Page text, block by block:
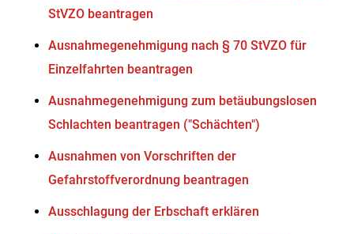
StVZO beantragen
Ausnahmegenehmigung nach § 70 StVZO für
Einzelfahrten beantragen
Ausnahmegenehmigung zum betäubungslosen
Schlachten beantragen ("Schächten")
Ausnahmen von Vorschriften der
Gefahrstoffverordnung beantragen
Ausschlagung der Erbschaft erklären